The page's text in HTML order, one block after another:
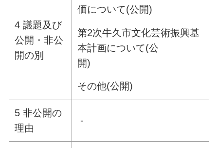
4 議題及び
公開・非公
開の別
価について(公開)
第2次牛久市文化芸術振興基
本計画について(公
開)
その他(公開)
5 非公開の
理由
-